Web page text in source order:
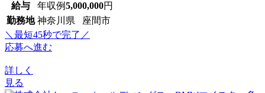
給与 年収例5,000,000円
勤務地 神奈川県 座間市
＼最短45秒で完了／
応募へ進む
詳しく
見る